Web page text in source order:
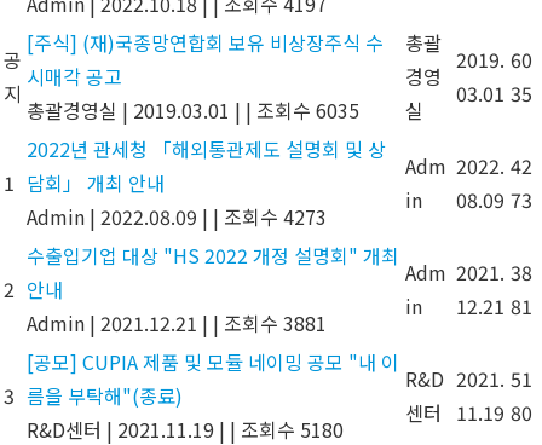
공
지
[주식] (재)국종망연합회 보유 비상장주식 수
시매각 공고
총괄경영실 | 2019.03.01 | | 조회수 6035
총괄
경영
실
2019.
03.01
60
35
1
2022년 관세청 「해외통관제도 설명회 및 상
담회」 개최 안내
Admin | 2022.08.09 | | 조회수 4273
Adm
in
2022.
08.09
42
73
2
수출입기업 대상 "HS 2022 개정 설명회" 개최
안내
Admin | 2021.12.21 | | 조회수 3881
Adm
in
2021.
12.21
38
81
3
[공모] CUPIA 제품 및 모듈 네이밍 공모 "내 이
름을 부탁해"(종료)
R&D센터 | 2021.11.19 | | 조회수 5180
R&D
센터
2021.
11.19
51
80